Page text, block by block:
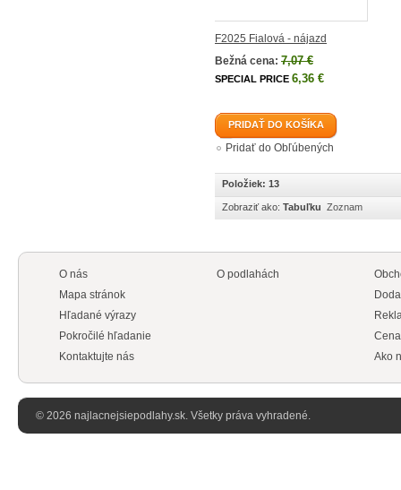
F2025 Fialová - nájazd
Bežná cena: 7,07 €
SPECIAL PRICE 6,36 €
PRIDAŤ DO KOŠÍKA
Pridať do Obľúbených
Položiek: 13
Zobraziť ako: Tabuľku Zoznam
O nás
Mapa stránok
Hľadané výrazy
Pokročilé hľadanie
Kontaktujte nás
O podlahách
Ako
© 2026 najlacnejsiepodlahy.sk. Všetky práva vyhradené.